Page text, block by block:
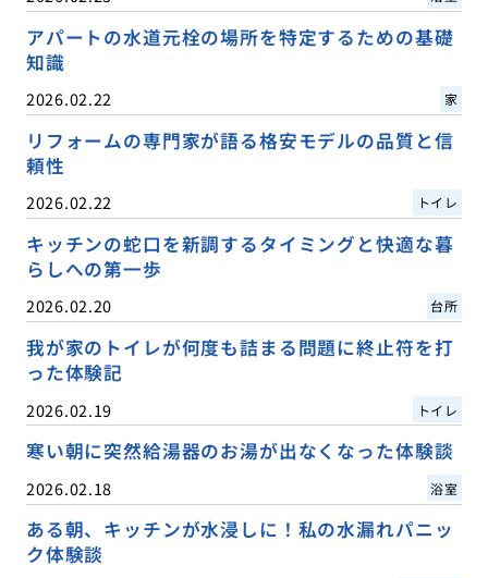
アパートの水道元栓の場所を特定するための基礎
知識
2026.02.22 家
リフォームの専門家が語る格安モデルの品質と信
頼性
2026.02.22 トイレ
キッチンの蛇口を新調するタイミングと快適な暮
らしへの第一歩
2026.02.20 台所
我が家のトイレが何度も詰まる問題に終止符を打
った体験記
2026.02.19 トイレ
寒い朝に突然給湯器のお湯が出なくなった体験談
2026.02.18 浴室
ある朝、キッチンが水浸しに！私の水漏れパニッ
ク体験談